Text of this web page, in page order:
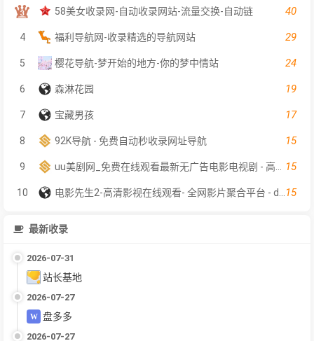
58美女收录网-自动收录网站-流量交换-自动链 40
4 福利导航网-收录精选的导航网站 29
5 樱花导航-梦开始的地方-你的梦中情站 24
6 森淋花园 19
7 宝藏男孩 17
8 92K导航 - 免费自动秒收录网址导航 15
9 15
10 15
最新收录
2026-07-31
站长基地
2026-07-27
盘多多
2026-07-27